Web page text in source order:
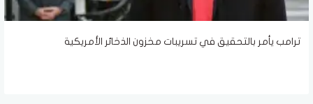
ترامب يأمر بالتحقيق في تسريبات مخزون الذخائر الأمريكية